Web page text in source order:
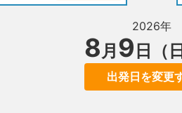
2026年
8月 9 日（
出発日を変更